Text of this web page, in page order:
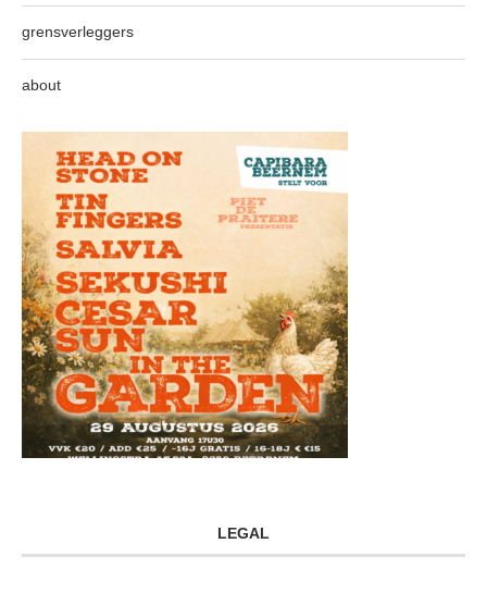
grensverleggers
about
LEGAL